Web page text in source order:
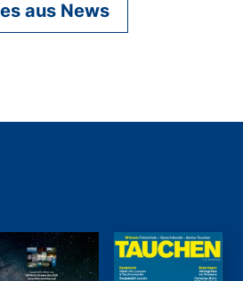
aus News